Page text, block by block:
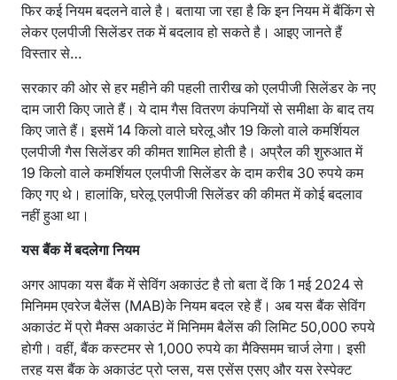
फिर कई नियम बदलने वाले है। बताया जा रहा है कि इन नियम में बैंकिंग से
लेकर एलपीजी सिलेंडर तक में बदलाव हो सकते है। आइए जानते हैं
विस्तार से…
सरकार की ओर से हर महीने की पहली तारीख को एलपीजी सिलेंडर के नए
दाम जारी किए जाते हैं। ये दाम गैस वितरण कंपनियों से समीक्षा के बाद तय
किए जाते हैं। इसमें 14 किलो वाले घरेलू और 19 किलो वाले कमर्शियल
एलपीजी गैस सिलेंडर की कीमत शामिल होती है। अप्रैल की शुरुआत में
19 किलो वाले कमर्शियल एलपीजी सिलेंडर के दाम करीब 30 रुपये कम
किए गए थे। हालांकि, घरेलू एलपीजी सिलेंडर की कीमत में कोई बदलाव
नहीं हुआ था।
यस बैंक में बदलेगा नियम
अगर आपका यस बैंक में सेविंग अकाउंट है तो बता दें कि 1 मई 2024 से
मिनिमम एवरेज बैलेंस (MAB)के नियम बदल रहे हैं। अब यस बैंक सेविंग
अकाउंट में प्रो मैक्स अकाउंट में मिनिमम बैलेंस की लिमिट 50,000 रुपये
होगी। वहीं, बैंक कस्टमर से 1,000 रुपये का मैक्सिमम चार्ज लेगा। इसी
तरह यस बैंक के अकाउंट प्रो प्लस, यस एसेंस एसए और यस रेस्पेक्ट